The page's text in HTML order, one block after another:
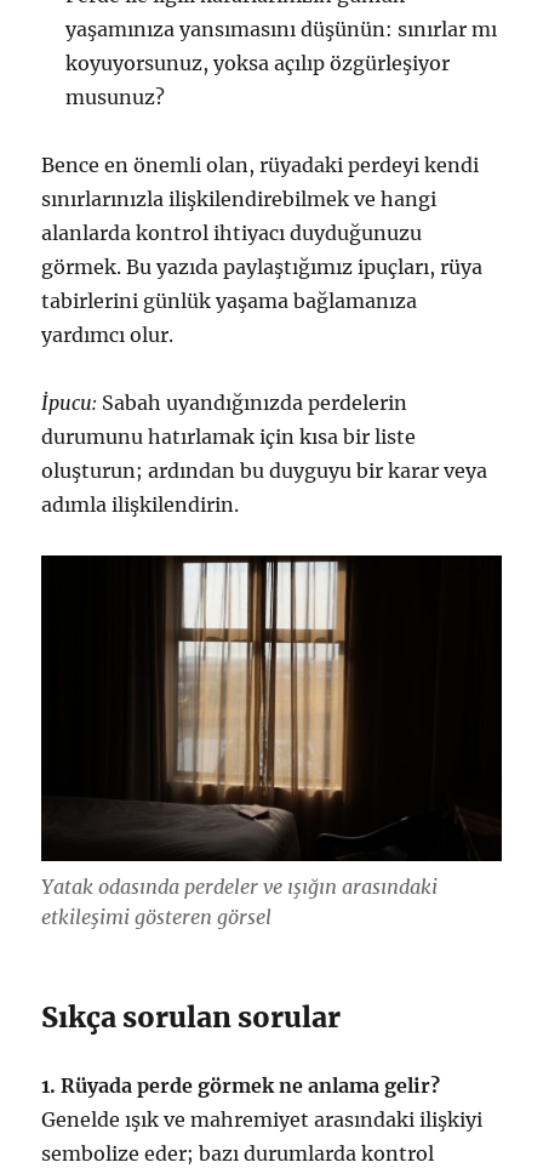
yaşamınıza yansımasını düşünün: sınırlar mı
koyuyorsunuz, yoksa açılıp özgürleşiyor
musunuz?
Bence en önemli olan, rüyadaki perdeyi kendi
sınırlarınızla ilişkilendirebilmek ve hangi
alanlarda kontrol ihtiyacı duyduğunuzu
görmek. Bu yazıda paylaştığımız ipuçları, rüya
tabirlerini günlük yaşama bağlamanıza
yardımcı olur.
İpucu: Sabah uyandığınızda perdelerin
durumunu hatırlamak için kısa bir liste
oluşturun; ardından bu duyguyu bir karar veya
adımla ilişkilendirin.
Yatak odasında perdeler ve ışığın arasındaki
etkileşimi gösteren görsel
Sıkça sorulan sorular
1. Rüyada perde görmek ne anlama gelir?
Genelde ışık ve mahremiyet arasındaki ilişkiyi
sembolize eder; bazı durumlarda kontrol